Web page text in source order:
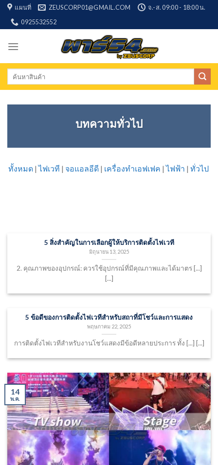
Skip
content
แผนที่ ZEUSCORP01@GMAIL.COM
จ.-ส. 09:00 - 18:00 น.
0925532552
Search
บทความทั่วไป
ทั้งหมด|ไฟเวที | จอแอลอีดี| เครื่องทำเอฟเฟค |ไฟฟ้า | ทั่วไป
5 สิ่งสำคัญในการเลือกผู้ให้บริการติดตั้งไฟเวที
มิถุนายน 13, 2025
2. คุณภาพของอุปกรณ์: ควรใช้อุปกรณ์ที่มีคุณภาพและได้มาตร [...]
[...]
5 ข้อดีของการติดตั้งไฟเวทีสำหรับสถาที่มีโชว์และการแสดง
พฤษภาคม 22, 2025
การติดตั้งไฟเวทีสำหรับงานโชว์แสดงมีข้อดีหลายประการ ทั้ง [...] [...]
14
พ.ค.